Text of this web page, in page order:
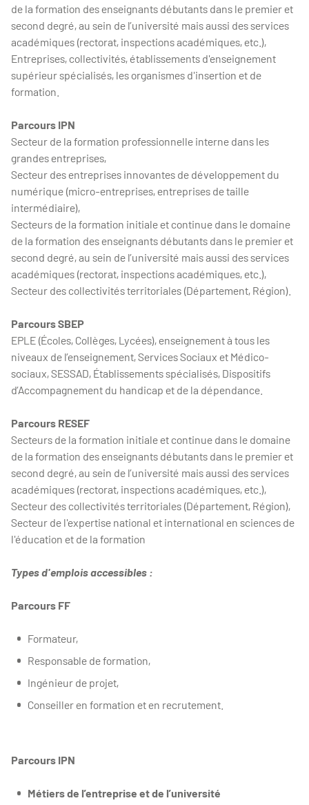
de la formation des enseignants débutants dans le premier et
second degré, au sein de l’université mais aussi des services
académiques (rectorat, inspections académiques, etc.),
Entreprises, collectivités, établissements d'enseignement
supérieur spécialisés, les organismes d'insertion et de
formation.
Parcours IPN
Secteur de la formation professionnelle interne dans les
grandes entreprises,
Secteur des entreprises innovantes de développement du
numérique (micro-entreprises, entreprises de taille
intermédiaire),
Secteurs de la formation initiale et continue dans le domaine
de la formation des enseignants débutants dans le premier et
second degré, au sein de l’université mais aussi des services
académiques (rectorat, inspections académiques, etc.),
Secteur des collectivités territoriales (Département, Région).
Parcours SBEP
EPLE (Écoles, Collèges, Lycées), enseignement à tous les
niveaux de l’enseignement, Services Sociaux et Médico-
sociaux, SESSAD, Établissements spécialisés, Dispositifs
d’Accompagnement du handicap et de la dépendance.
Parcours RESEF
Secteurs de la formation initiale et continue dans le domaine
de la formation des enseignants débutants dans le premier et
second degré, au sein de l’université mais aussi des services
académiques (rectorat, inspections académiques, etc.),
Secteur des collectivités territoriales (Département, Région),
Secteur de l'expertise national et international en sciences de
l'éducation et de la formation
Types d'emplois accessibles :
Parcours FF
Formateur,
Responsable de formation,
Ingénieur de projet,
Conseiller en formation et en recrutement.
Parcours IPN
Métiers de l’entreprise et de l’université